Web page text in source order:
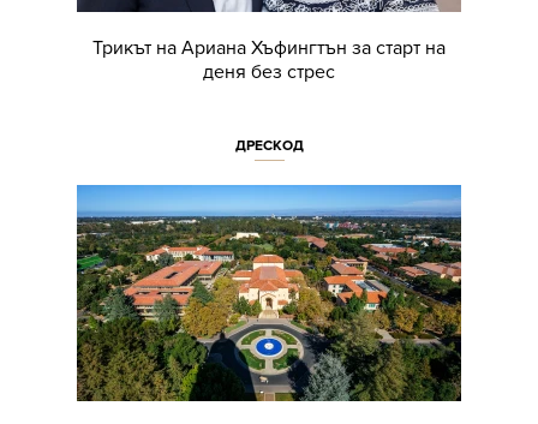
Трикът на Ариана Хъфингтън за старт на
деня без стрес
ДРЕСКОД